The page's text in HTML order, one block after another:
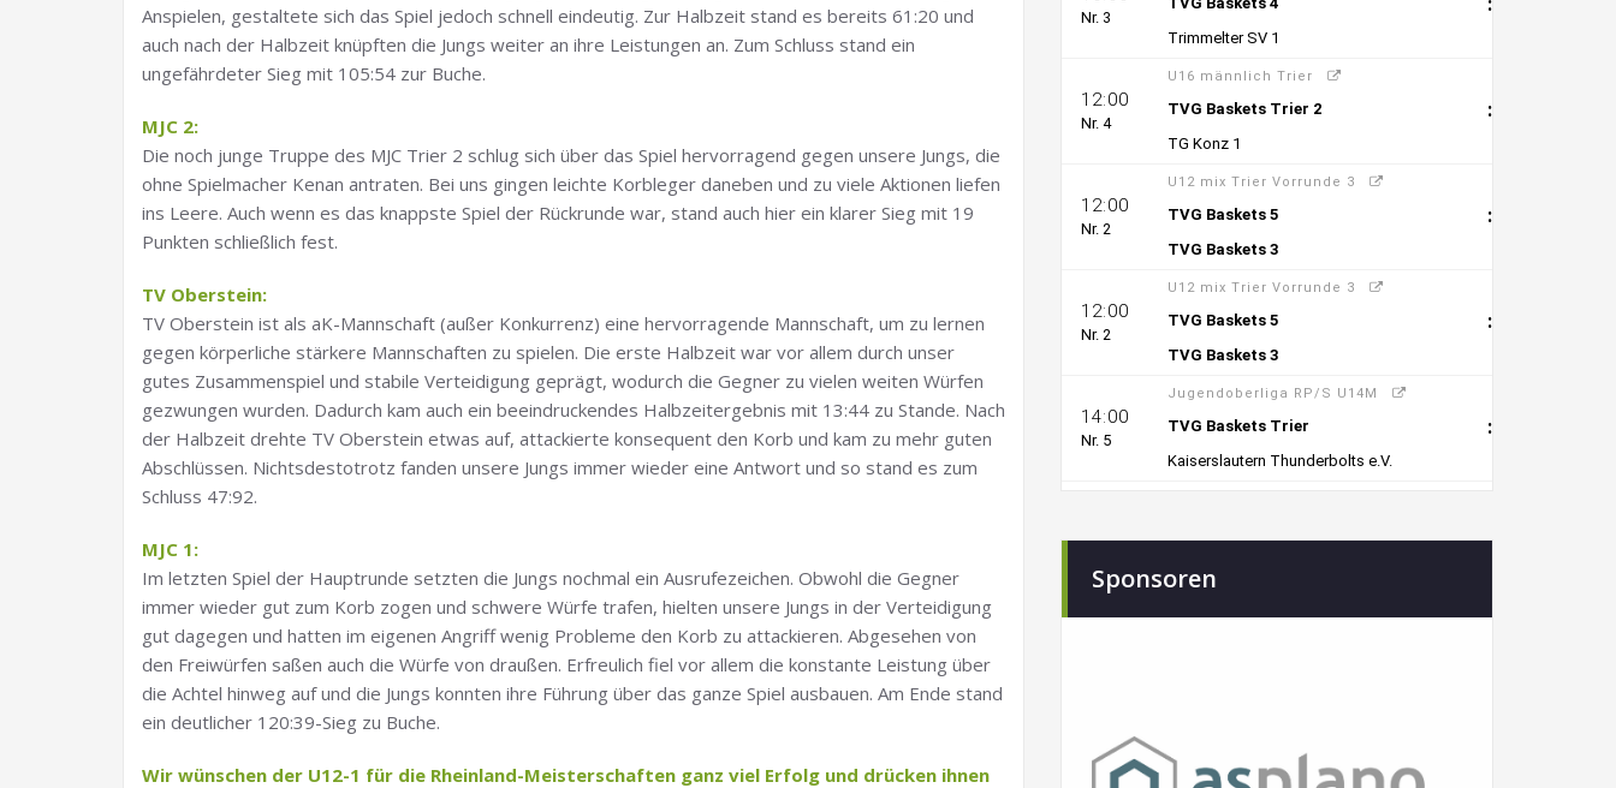
Anspielen, gestaltete sich das Spiel jedoch schnell eindeutig. Zur Halbzeit stand es bereits 61:20 und
auch nach der Halbzeit knüpften die Jungs weiter an ihre Leistungen an. Zum Schluss stand ein
ungefährdeter Sieg mit 105:54 zur Buche.
MJC 2:
Die noch junge Truppe des MJC Trier 2 schlug sich über das Spiel hervorragend gegen unsere Jungs, die
ohne Spielmacher Kenan antraten. Bei uns gingen leichte Korbleger daneben und zu viele Aktionen liefen
ins Leere. Auch wenn es das knappste Spiel der Rückrunde war, stand auch hier ein klarer Sieg mit 19
Punkten schließlich fest.
TV Oberstein:
TV Oberstein ist als aK-Mannschaft (außer Konkurrenz) eine hervorragende Mannschaft, um zu lernen
gegen körperliche stärkere Mannschaften zu spielen. Die erste Halbzeit war vor allem durch unser
gutes Zusammenspiel und stabile Verteidigung geprägt, wodurch die Gegner zu vielen weiten Würfen
gezwungen wurden. Dadurch kam auch ein beeindruckendes Halbzeitergebnis mit 13:44 zu Stande. Nach
der Halbzeit drehte TV Oberstein etwas auf, attackierte konsequent den Korb und kam zu mehr guten
Abschlüssen. Nichtsdestotrotz fanden unsere Jungs immer wieder eine Antwort und so stand es zum
Schluss 47:92.
MJC 1:
Im letzten Spiel der Hauptrunde setzten die Jungs nochmal ein Ausrufezeichen. Obwohl die Gegner
immer wieder gut zum Korb zogen und schwere Würfe trafen, hielten unsere Jungs in der Verteidigung
gut dagegen und hatten im eigenen Angriff wenig Probleme den Korb zu attackieren. Abgesehen von
den Freiwürfen saßen auch die Würfe von draußen. Erfreulich fiel vor allem die konstante Leistung über
die Achtel hinweg auf und die Jungs konnten ihre Führung über das ganze Spiel ausbauen. Am Ende stand
ein deutlicher 120:39-Sieg zu Buche.
Wir wünschen der U12-1 für die Rheinland-Meisterschaften ganz viel Erfolg und drücken ihnen
Sponsoren